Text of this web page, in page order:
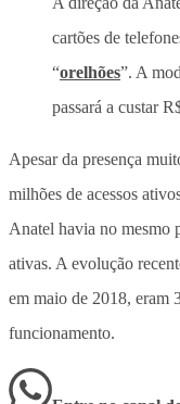
cartões de
“orelhões”. A
passará a custar
Apesar da presença
milhões de acessos
Anatel havia no mesmo
ativas. A evolução
em maio de 2018, eram
funcionamento.